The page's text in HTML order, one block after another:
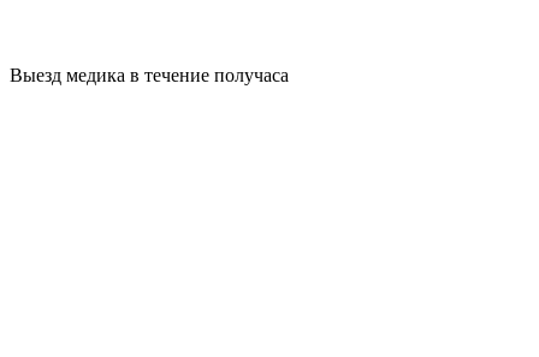
Выезд медика в течение получаса